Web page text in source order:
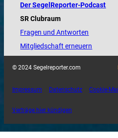
Der SegelReporter-Podcast
SR Clubraum
Fragen und Antworten
Mitgliedschaft erneuern
© 2024 Segelreporter.com
Impressum Datenschutz Cookie-
Verträge hier kündigen